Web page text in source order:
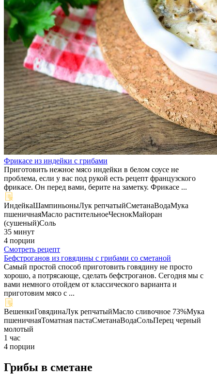
Фрикасе из индейки с грибами
Приготовить нежное мясо индейки в белом соусе не
проблема, если у вас под рукой есть рецепт французского
фрикасе. Он перед вами, берите на заметку. Фрикасе ...
ИндейкаШампиньоныЛук репчатыйСметанаВодаМука
пшеничнаяМасло растительноеЧеснокМайоран
(сушеный)Соль
35 минут
4 порции
Смотреть рецепт
Бефстроганов из говядины с грибами со сметаной
Самый простой способ приготовить говядину не просто
хорошо, а потрясающе, сделать бефстроганов. Сегодня мы с
вами немного отойдем от классического варианта и
приготовим мясо с ...
ВешенкиГовядинаЛук репчатыйМасло сливочное 73%Мука
пшеничнаяТоматная пастаСметанаВодаСольПерец черный
молотый
1 час
4 порции
Грибы в сметане